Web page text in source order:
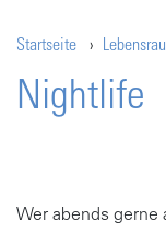
Startseite
Nightlife
Wer abends gerne